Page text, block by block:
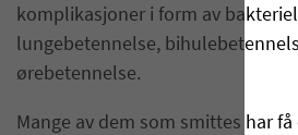
komplikasjoner i form av
lungebetennelse,
ørebetennelse.
Mange av dem som smittes har